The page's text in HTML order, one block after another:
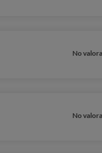
No
No